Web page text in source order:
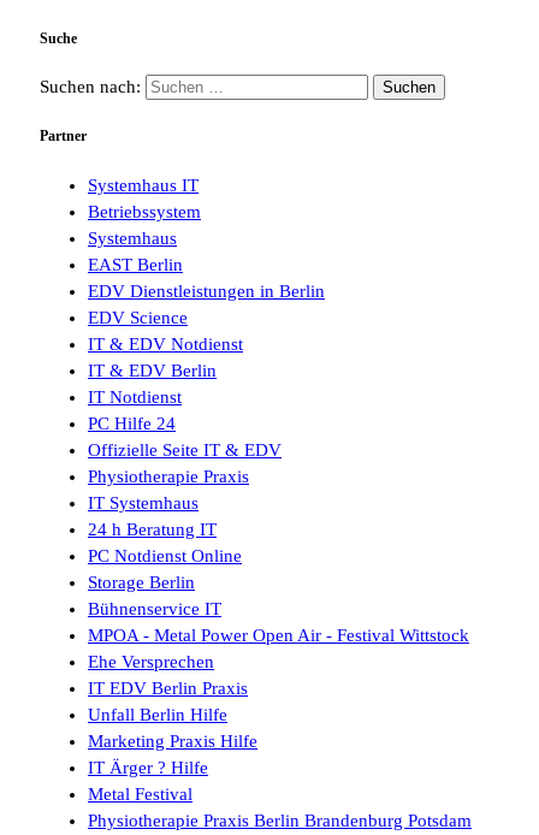
Suche
Suchen nach:
Partner
Systemhaus IT
Betriebssystem
Systemhaus
EAST Berlin
EDV Dienstleistungen in Berlin
EDV Science
IT & EDV Notdienst
IT & EDV Berlin
IT Notdienst
PC Hilfe 24
Offizielle Seite IT & EDV
Physiotherapie Praxis
IT Systemhaus
24 h Beratung IT
PC Notdienst Online
Storage Berlin
Bühnenservice IT
MPOA - Metal Power Open Air - Festival Wittstock
Ehe Versprechen
IT EDV Berlin Praxis
Unfall Berlin Hilfe
Marketing Praxis Hilfe
IT Ärger ? Hilfe
Metal Festival
Physiotherapie Praxis Berlin Brandenburg Potsdam